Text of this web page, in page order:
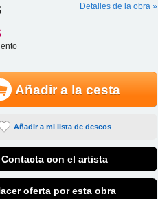
Detalles de la obra »
Añadir a la cesta
Añadir a mi lista de deseos
Contacta con el artista
oferta por esta obra